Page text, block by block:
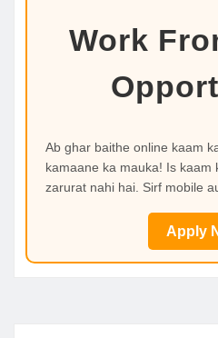
Work
Ab ghar baithe online kaam
kamaane ka mauka! Is kaam
zarurat nahi hai. Sirf mobile
Apply